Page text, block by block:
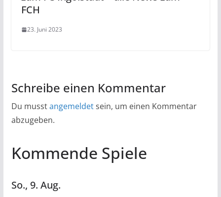
FCH
23. Juni 2023
Schreibe einen Kommentar
Du musstangemeldetsein, um einen Kommentar
abzugeben.
Kommende Spiele
So., 9. Aug.